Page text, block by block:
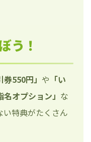
う！
券550円」 や 「い
名オプション」 な
い特典がたくさん